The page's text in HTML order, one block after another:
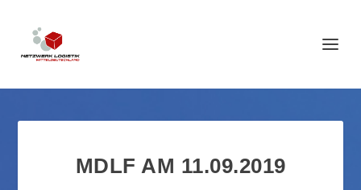
MDLF AM 11.09.2019